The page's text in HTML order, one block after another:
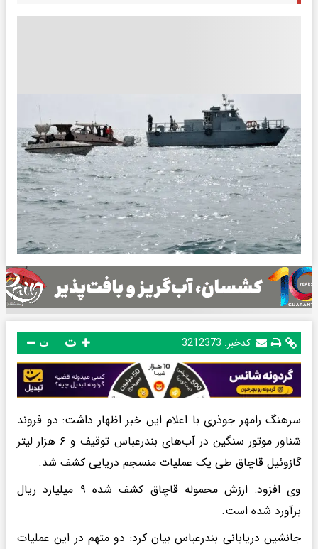
کدخبر: 3212373 ت
سرهنگ رامهر جوذری با اعلام این خبر اظهار داشت: دو فروند
شناور موتور سنگین در آب‌های بندرعباس توقیف و ۶ هزار لیتر
گازوئیل قاچاق طی یک عملیات منسجم دریایی کشف شد.
وی افزود: ارزش محموله قاچاق کشف شده ۹ میلیارد ریال
برآورد شده است.
جانشین دریابانی بندرعباس بیان کرد: دو متهم در این عملیات